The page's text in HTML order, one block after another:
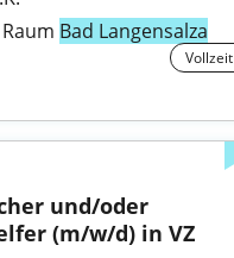
Bad Langensalza
Vollzeit
und/oder
(m/w/d) in VZ